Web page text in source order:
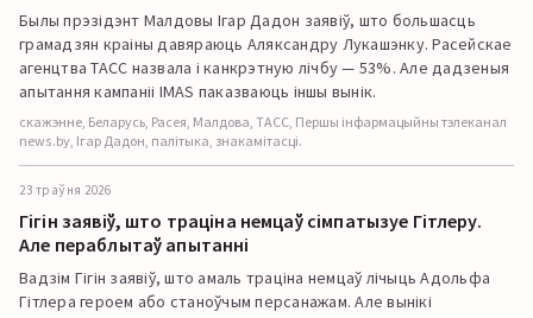
Былы прэзідэнт Малдовы Ігар Дадон заявіў, што большасць
грамадзян краіны давяраюць Аляксандру Лукашэнку. Расейскае
агенцтва ТАСС назвала і канкрэтную лічбу — 53%. Але дадзеныя
апытання кампаніі IMAS паказваюць іншы вынік.
скажэнне, Беларусь, Расея, Малдова, ТАСС, Першы інфармацыйны тэлеканал
news.by, Ігар Дадон, палітыка, знакамітасці.
23 траўня 2026
Гігін заявіў, што траціна немцаў сімпатызуе Гітлеру.
Але пераблытаў апытанні
Вадзім Гігін заявіў, што амаль траціна немцаў лічыць Адольфа
Гітлера героем або станоўчым персанажам. Але вынікі